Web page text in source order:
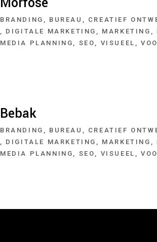
BRANDING BUREAU CREATIEF
DIGITALE MARKETING
MARKETING
MEDIA PLANNING
SEO VISUEEL
Bebak
BRANDING BUREAU CREATIEF
DIGITALE MARKETING
MARKETING
MEDIA PLANNING
SEO VISUEEL